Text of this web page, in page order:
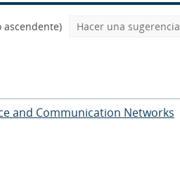
ascendente) Hacer una sugerencia
and Communication Networks